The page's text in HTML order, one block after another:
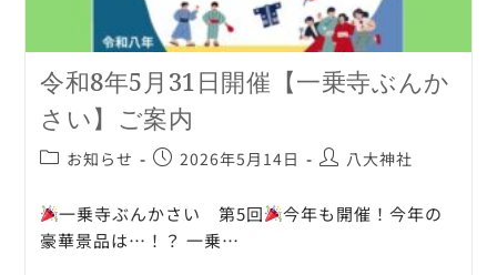
令和8年5月31日開催【一乗寺ぶんか
さい】ご案内
お知らせ 2026年5月14日 八大神社
一乗寺ぶんかさい 第5回
今年も開催！今年の
豪華景品は…！？ 一乗…